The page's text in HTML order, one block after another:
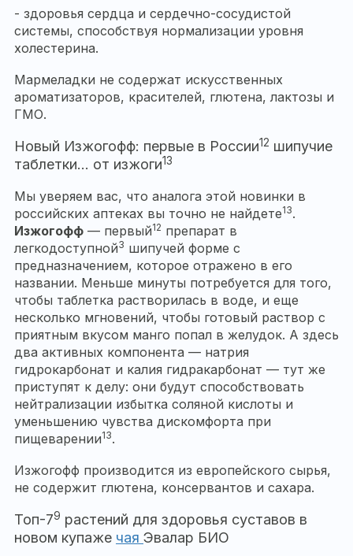
- здоровья сердца и сердечно-сосудистой
системы, способствуя нормализации уровня
холестерина.
Мармеладки не содержат искусственных
ароматизаторов, красителей, глютена, лактозы и
ГМО.
Новый Изжогофф: первые в России12 шипучие
таблетки… от изжоги13
Мы уверяем вас, что аналога этой новинки в
российских аптеках вы точно не найдете13.
Изжогофф — первый12 препарат в
легкодоступной3 шипучей форме с
предназначением, которое отражено в его
названии. Меньше минуты потребуется для того,
чтобы таблетка растворилась в воде, и еще
несколько мгновений, чтобы готовый раствор с
приятным вкусом манго попал в желудок. А здесь
два активных компонента — натрия
гидрокарбонат и калия гидракарбонат — тут же
приступят к делу: они будут способствовать
нейтрализации избытка соляной кислоты и
уменьшению чувства дискомфорта при
пищеварении13.
Изжогофф производится из европейского сырья,
не содержит глютена, консервантов и сахара.
Топ-79 растений для здоровья суставов в
новом купаже чая Эвалар БИО